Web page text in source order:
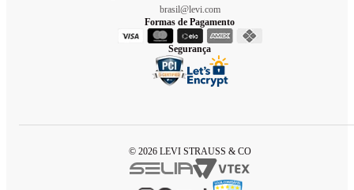
brasil@levi.com
Formas de Pagamento
Segurança
© 2026 LEVI STRAUSS & CO